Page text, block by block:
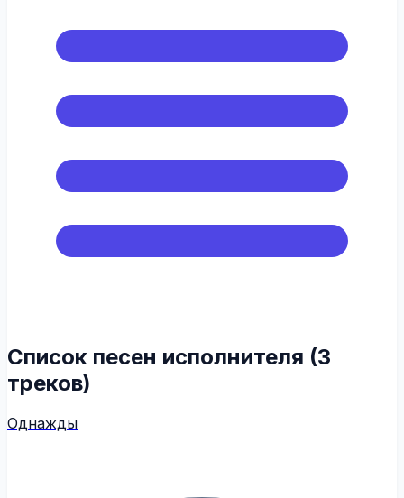
Список песен исполнителя (3
треков)
Однажды